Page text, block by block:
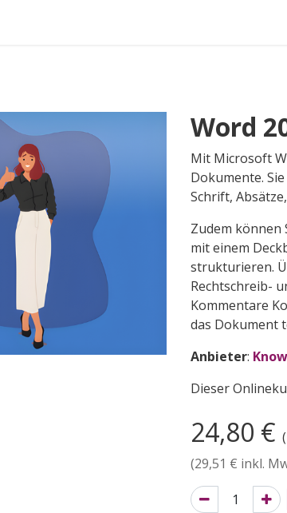
Word
Mit Microsoft
Dokumente.
Schrift,
Zudem
mit einem
strukturieren.
Rechtschreib-
Kommentare
das Dokument
Anbieter:
Dieser
24,80 €
(29,51 € inkl.